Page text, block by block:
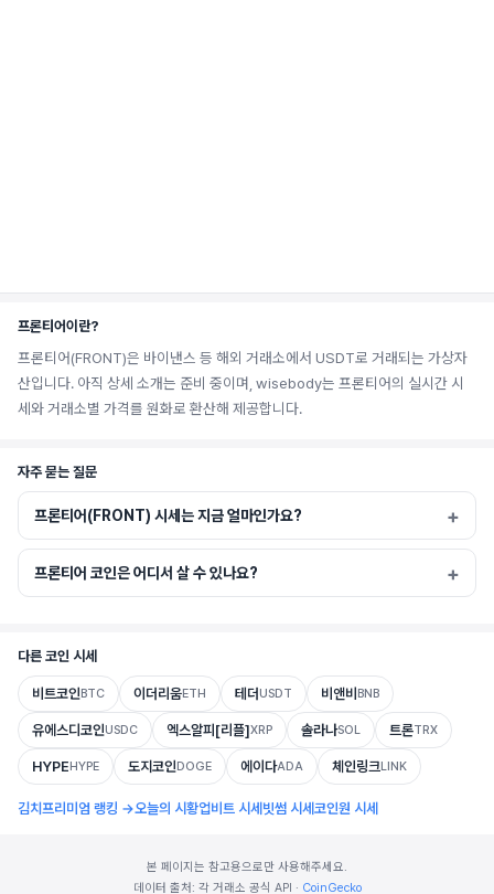
프론티어이란?
프론티어(FRONT)은 바이낸스 등 해외 거래소에서 USDT로 거래되는 가상자
산입니다. 아직 상세 소개는 준비 중이며, wisebody는 프론티어의 실시간 시
세와 거래소별 가격를 원화로 환산해 제공합니다.
자주 묻는 질문
프론티어(FRONT) 시세는 지금 얼마인가요?
프론티어 코인은 어디서 살 수 있나요?
다른 코인 시세
비트코인BTC 이더리움ETH 테더USDT 비앤비 BNB
유에스디코인USDC 엑스알피[리플]XRP 솔라나SOL 트론TRX
HYPEHYPE 도지코인DOGE 에이다ADA 체인링크LINK
김치프리미엄 랭킹 →오늘의 시황업비트 시세 빗썸 시세 코인원 시세
본 페이지는 참고용으로만 사용해주세요.
데이터 출처: 각 거래소 공식 API · CoinGecko